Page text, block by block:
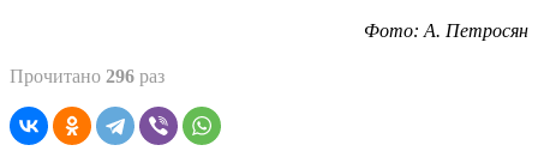
Фото: А. Петросян
Прочитано 296 раз